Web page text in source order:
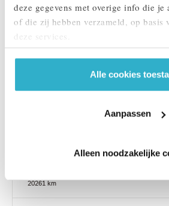
deze gegevens met overige info die je
of die zij hebben verzameld, op basis
deze services.
Alle cookies
Aanpassen
Alleen noodzakelijke
i5 Touring
20261 km